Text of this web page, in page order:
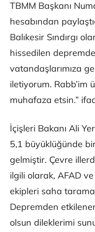
TBMM Başkanı
hesabından
Balıkesir Sındırgı
hissedilen
vatandaşlarımıza
iletiyorum. Rabb’im
muhafaza etsin.”
İçişleri Bakanı Ali
5,1 büyüklüğünde
gelmiştir. Çevre
ilgili olarak, AFAD ve
ekipleri saha
Depremden
olsun dileklerimi